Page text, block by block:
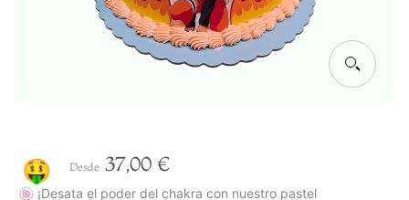
🤑 Desde 37,00 €
🍥 ¡Desata el poder del chakra con nuestro pastel